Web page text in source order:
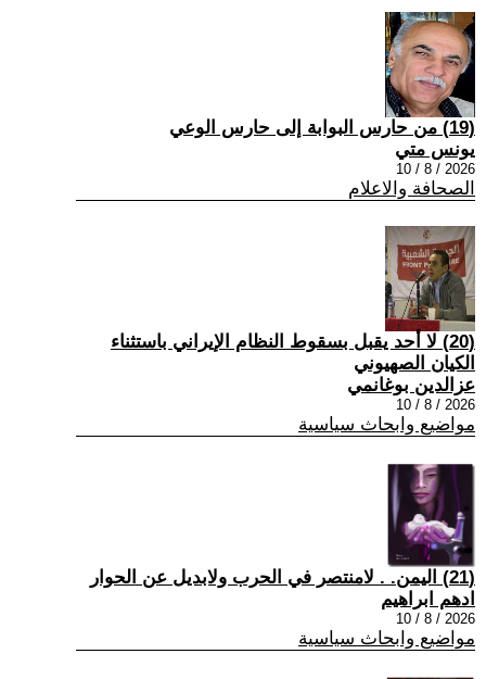
(19) من حارس البوابة إلى حارس الوعي
يونس متي
2026 / 8 / 10
الصحافة والاعلام
(20) لا أحد يقبل بسقوط النظام الإيراني باستثناء
الكيان الصهيوني
عزالدين بوغانمي
2026 / 8 / 10
مواضيع وابحاث سياسية
(21) اليمن. . لامنتصر في الحرب ولابديل عن الحوار
ادهم ابراهيم
2026 / 8 / 10
مواضيع وابحاث سياسية